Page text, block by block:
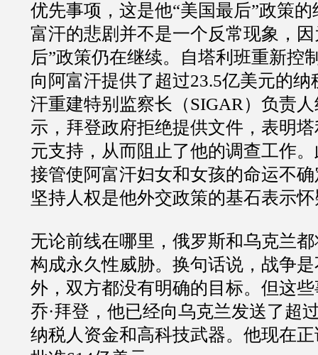
优先事项，这是他“美国最后”政策
富汗的悲剧并不是一个反常现象，
后”政策仍在继续。自塔利班重新控
向阿富汗提供了超过23.5亿美元的
汗重建特别监察长（SIGAR）负责
示，拜登政府拒绝提供文件，表明
元支持，从而阻止了他的调查工作
接管使阿富汗妇女和女孩的命运不
坚持人权是他外交政策的基石表示
无论前线在哪里，俄罗斯和乌克兰
构成永久性威胁。换句话说，战争
外，双方都没有明确的目标。但这
乔·拜登，他已经向乌克兰发送了超
纳税人资金和高科技武器。他现在